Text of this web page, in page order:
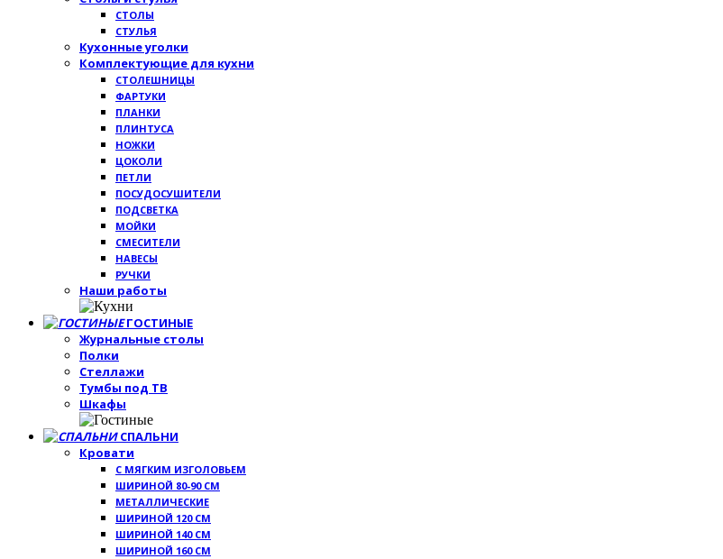
СТОЛЫ
СТУЛЬЯ
Кухонные уголки
Комплектующие для кухни
СТОЛЕШНИЦЫ
ФАРТУКИ
ПЛАНКИ
ПЛИНТУСА
НОЖКИ
ЦОКОЛИ
ПЕТЛИ
ПОСУДОСУШИТЕЛИ
ПОДСВЕТКА
МОЙКИ
СМЕСИТЕЛИ
НАВЕСЫ
РУЧКИ
Наши работы
ГОСТИНЫЕ
Журнальные столы
Полки
Стеллажи
Тумбы под ТВ
Шкафы
СПАЛЬНИ
Кровати
С МЯГКИМ ИЗГОЛОВЬЕМ
ШИРИНОЙ 80-90 СМ
МЕТАЛЛИЧЕСКИЕ
ШИРИНОЙ 120 СМ
ШИРИНОЙ 140 СМ
ШИРИНОЙ 160 СМ